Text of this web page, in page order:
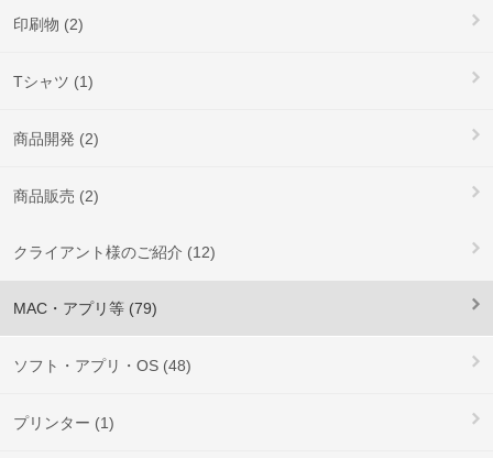
印刷物 (2)
Tシャツ (1)
商品開発 (2)
商品販売 (2)
クライアント様のご紹介 (12)
MAC・アプリ等 (79)
ソフト・アプリ・OS (48)
プリンター (1)